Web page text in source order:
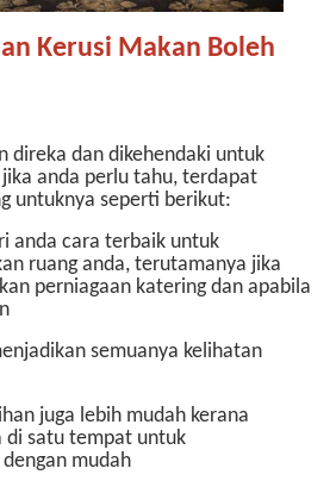
Kerusi Makan Boleh
direka dan dikehendaki untuk
anda perlu tahu, terdapat
untuknya seperti berikut:
anda cara terbaik untuk
ruang anda, terutamanya jika
perniagaan katering dan apabila
semuanya kelihatan
juga lebih mudah kerana
di satu tempat untuk
mudah